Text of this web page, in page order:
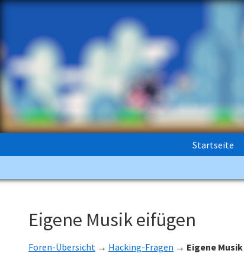
Startseite
Eigene Musik eifügen
Foren-Übersicht → Hacking-Fragen → Eigene